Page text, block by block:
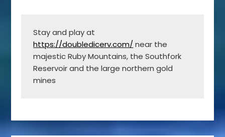
https://doubledicerv.com/ near the
majestic Ruby Mountains, the Southfork
Reservoir and the large northern gold
mines